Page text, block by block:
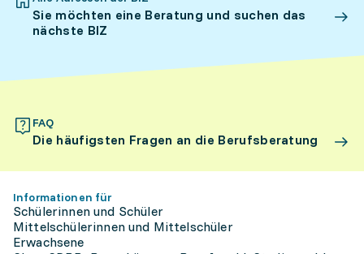
Sie möchten eine Beratung und suchen das
nächste BIZ
FAQ
Die häufigsten Fragen an die Berufsberatung
Informationen für
Schülerinnen und Schüler
Mittelschülerinnen und Mittelschüler
Erwachsene